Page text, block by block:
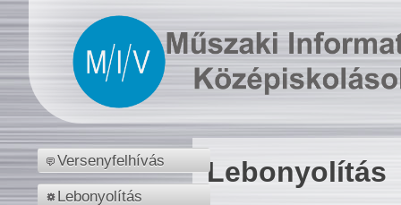
Versenyfelhívás
Lebonyolítás
Lebonyolítás